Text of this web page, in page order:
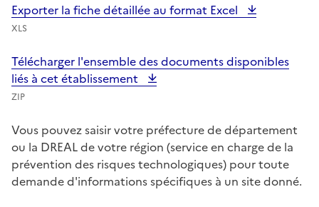
Exporter la fiche détaillée au format Excel
XLS
Télécharger l'ensemble des documents disponibles
liés à cet établissement
ZIP
Vous pouvez saisir votre préfecture de département
ou la DREAL de votre région (service en charge de la
prévention des risques technologiques) pour toute
demande d'informations spécifiques à un site donné.